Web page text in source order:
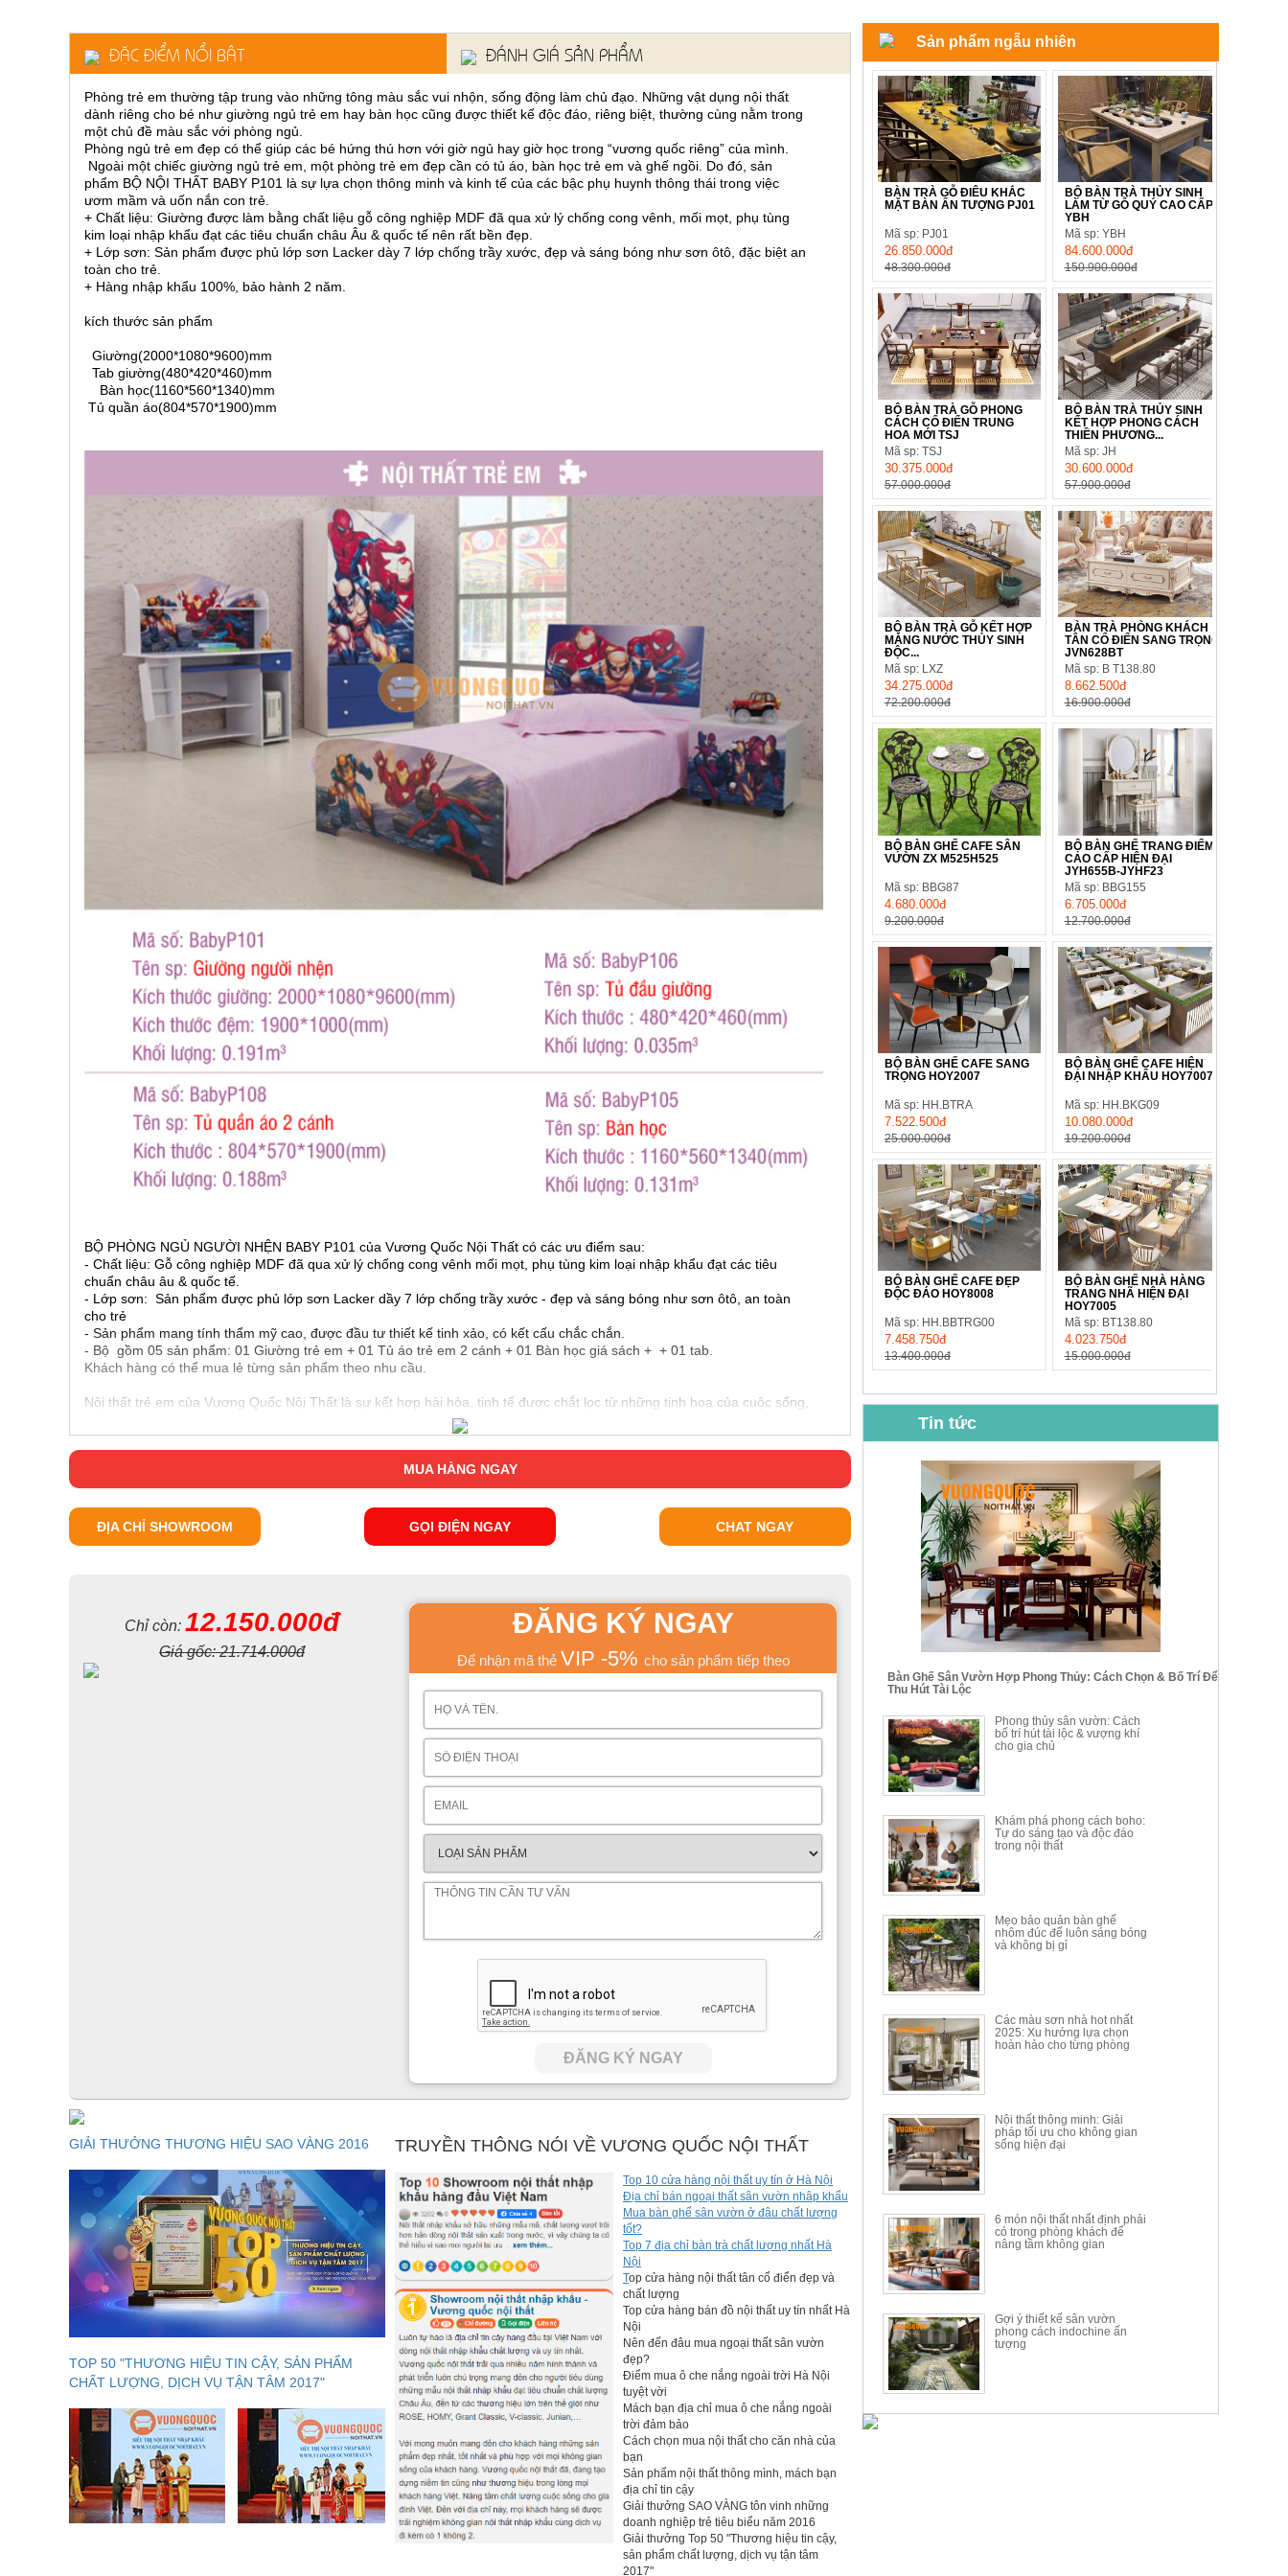
ĐẶC ĐIỂM NỔI BẬT ĐÁNH GIÁ SẢN PHẨM
Phòng trẻ em thường tập trung vào những tông màu sắc vui nhộn, sống động làm chủ đạo. Những vật dụng nội thất
dành riêng cho bé như giường ngủ trẻ em hay bàn học cũng được thiết kế độc đáo, riêng biệt, thường cùng nằm trong
một chủ đề màu sắc với phòng ngủ.
Phòng ngủ trẻ em đẹp có thể giúp các bé hứng thú hơn với giờ ngủ hay giờ học trong “vương quốc riêng” của mình.
Ngoài một chiếc giường ngủ trẻ em, một phòng trẻ em đẹp cần có tủ áo, bàn học trẻ em và ghế ngồi. Do đó, sản
phẩm BỘ NỘI THẤT BABY P101 là sự lựa chọn thông minh và kinh tế của các bậc phụ huynh thông thái trong việc
ươm mầm và uốn nắn con trẻ.
+ Chất liệu: Giường được làm bằng chất liệu gỗ công nghiệp MDF đã qua xử lý chống cong vênh, mối mọt, phụ tùng
kim loại nhập khẩu đạt các tiêu chuẩn châu Âu & quốc tế nên rất bền đẹp.
+ Lớp sơn: Sản phẩm được phủ lớp sơn Lacker dày 7 lớp chống trầy xước, đẹp và sáng bóng như sơn ôtô, đặc biệt an
toàn cho trẻ.
+ Hàng nhập khẩu 100%, bảo hành 2 năm.
kích thước sản phẩm
Giường(2000*1080*9600)mm
Tab giường(480*420*460)mm
Bàn học(1160*560*1340)mm
Tủ quần áo(804*570*1900)mm
BỘ PHÒNG NGỦ NGƯỜI NHỆN BABY P101 của Vương Quốc Nội Thất có các ưu điểm sau:
- Chất liệu: Gỗ công nghiệp MDF đã qua xử lý chống cong vênh mối mọt, phụ tùng kim loại nhập khẩu đạt các tiêu
chuẩn châu âu & quốc tế.
- Lớp sơn: Sản phẩm được phủ lớp sơn Lacker dầy 7 lớp chống trầy xước - đẹp và sáng bóng như sơn ôtô, an toàn
cho trẻ
- Sản phẩm mang tính thẩm mỹ cao, được đầu tư thiết kế tinh xảo, có kết cấu chắc chắn.
- Bộ gồm 05 sản phẩm: 01 Giường trẻ em + 01 Tủ áo trẻ em 2 cánh + 01 Bàn học giá sách + + 01 tab.
Khách hàng có thể mua lẻ từng sản phẩm theo nhu cầu.
Nội thất trẻ em của Vương Quốc Nội Thất là sự kết hợp hài hòa, tinh tế được chắt lọc từ những tinh hoa của cuộc sống,
các sản phẩm luôn đạt đến sự hoàn hảo về tính sắc sảo và hài hòa từ kiểu dáng đến màu sắc, phù hợp với không
gian, nhu cầu, tính cách, sở thích cho các bé.
Bộ phòng ngủ độc đáo này dành cho bé từ 3 đến 14 tuổi.
MUA HÀNG NGAY
ĐỊA CHỈ SHOWROOM GỌI ĐIỆN NGAY CHAT NGAY
Chỉ còn: 12.150.000đ
Giá gốc:21.714.000đ
ĐĂNG KÝ NGAY
Để nhận mã thẻ VIP -5% cho sản phẩm tiếp theo
ĐĂNG KÝ NGAY
GIẢI THƯỞNG THƯƠNG HIỆU SAO VÀNG 2016
TOP 50 "THƯƠNG HIỆU TIN CẬY, SẢN PHẨM
CHẤT LƯỢNG, DỊCH VỤ TẬN TÂM 2017"
TRUYỀN THÔNG NÓI VỀ VƯƠNG QUỐC NỘI THẤT
Top 10 cửa hàng nội thất uy tín ở Hà Nội
Địa chỉ bán ngoại thất sân vườn nhâp khẩu
Mua bàn ghế sân vườn ở đâu chất lượng
tốt?
Top 7 địa chỉ bàn trà chất lượng nhất Hà
Nội
Top cửa hàng nội thất tân cổ điển đẹp và
chất lượng
Top cửa hàng bán đồ nội thất uy tín nhất Hà
Nội
Nên đến đâu mua ngoại thất sân vườn
đẹp?
Điểm mua ô che nắng ngoài trời Hà Nội
tuyệt vời
Mách bạn địa chỉ mua ô che nắng ngoài
trời đảm bảo
Cách chọn mua nội thất cho căn nhà của
bạn
Sản phẩm nội thất thông mình, mách bạn
địa chỉ tin cậy
Giải thưởng SAO VÀNG tôn vinh những
doanh nghiệp trẻ tiêu biểu năm 2016
Giải thưởng Top 50 "Thương hiệu tin cậy,
sản phẩm chất lượng, dịch vụ tận tâm
2017"
Sản phẩm ngẫu nhiên
BÀN TRÀ GỖ ĐIÊU KHẮC
MẶT BÀN ẤN TƯỢNG PJ01
Mã sp: PJ01
26.850.000đ
48.300.000đ
BỘ BÀN TRÀ THỦY SINH
LÀM TỪ GỖ QUÝ CAO CẤP
YBH
Mã sp: YBH
84.600.000đ
150.900.000đ
BỘ BÀN TRÀ GỖ PHONG
CÁCH CỔ ĐIỂN TRUNG
HOA MỚI TSJ
Mã sp: TSJ
30.375.000đ
57.000.000đ
BỘ BÀN TRÀ THỦY SINH
KẾT HỢP PHONG CÁCH
THIỀN PHƯƠNG...
Mã sp: JH
30.600.000đ
57.900.000đ
BỘ BÀN TRÀ GỖ KẾT HỢP
MÁNG NƯỚC THỦY SINH
ĐỘC...
Mã sp: LXZ
34.275.000đ
72.200.000đ
BÀN TRÀ PHÒNG KHÁCH
TÂN CỔ ĐIỂN SANG TRỌNG
JVN628BT
Mã sp: B T138.80
8.662.500đ
16.900.000đ
BỘ BÀN GHẾ CAFE SÂN
VƯỜN ZX M525H525
Mã sp: BBG87
4.680.000đ
9.200.000đ
BỘ BÀN GHẾ TRANG ĐIỂM
CAO CẤP HIỆN ĐẠI
JYH655B-JYHF23
Mã sp: BBG155
6.705.000đ
12.700.000đ
BỘ BÀN GHẾ CAFE SANG
TRỌNG HOY2007
Mã sp: HH.BTRA
7.522.500đ
25.000.000đ
BỘ BÀN GHẾ CAFE HIỆN
ĐẠI NHẬP KHẨU HOY7007
Mã sp: HH.BKG09
10.080.000đ
19.200.000đ
BỘ BÀN GHẾ CAFE ĐẸP
ĐỘC ĐÁO HOY8008
Mã sp: HH.BBTRG00
7.458.750đ
13.400.000đ
BỘ BÀN GHẾ NHÀ HÀNG
TRANG NHÃ HIỆN ĐẠI
HOY7005
Mã sp: BT138.80
4.023.750đ
15.000.000đ
BỘ BÀN GHẾ CAFE NHẬP
KHẨU CAO CẤP HOY7006
Mã sp: BT135
14.178.750đ
24.700.000đ
BỘ BÀN TRÀ GỖ TỰ NHIÊN
PHONG CÁCH TRUNG HOA
KIỂU MỚI...
Mã sp: BT138.80
20.250.000đ
39.150.000đ
BỘ BÀN TRÀ GỖ PHONG
CÁCH MỚI KẾT HỢP KHAY
NHÚNG TRÀ YDX
Mã sp: BT150.46
17.617.500đ
34.100.000đ
BỘ BÀN GHẾ CAFE KIỂU
DÁNG ĐƠN GIẢN HIỆN ĐẠI
HOY8010
BÀN GHẾ TRANG ĐIỂM
THÔNG MINH HIỆN ĐẠI
TÍCH HỢP SẠC...
Mã sp: HH.BTD08
6.510.000đ
BỘ BÀN ĂN ĐẢO MẶT ĐÁ
PHIẾN AK3699
Tin tức
Bàn Ghế Sân Vườn Hợp Phong Thủy: Cách Chọn & Bố Trí Để
Thu Hút Tài Lộc
Phong thủy sân vườn: Cách
bố trí hút tài lộc & vượng khí
cho gia chủ
Khám phá phong cách boho:
Tự do sáng tạo và độc đáo
trong nội thất
Mẹo bảo quản bàn ghế
nhôm đúc để luôn sáng bóng
và không bị gỉ
Các màu sơn nhà hot nhất
2025: Xu hướng lựa chọn
hoàn hảo cho từng phòng
Nội thất thông minh: Giải
pháp tối ưu cho không gian
sống hiện đại
6 món nội thất nhất định phải
có trong phòng khách để
nâng tầm không gian
Gợi ý thiết kế sân vườn
phong cách indochine ấn
tượng